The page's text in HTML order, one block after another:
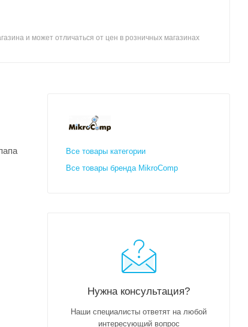
и может отличаться от цен в розничных магазинах
Все товары категории
Все товары бренда MikroComp
Нужна консультация?
Наши специалисты ответят на любой
интересующий вопрос